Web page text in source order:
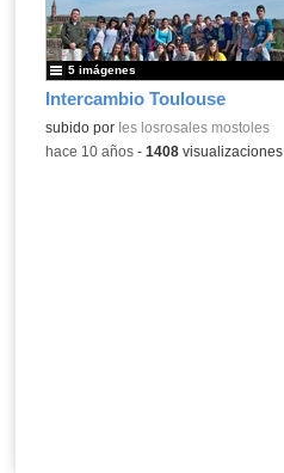
Intercambio Toulouse
subido por Ies losrosales mostoles
5 imágenes
-hace 10 años- 1408visualizaciones